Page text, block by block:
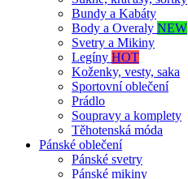
Bundy a Kabáty
Body a Overaly NEW
Svetry a Mikiny
Legíny HOT
Koženky, vesty, saka
Sportovní oblečení
Prádlo
Soupravy a komplety
Těhotenská móda
Pánské oblečení
Pánské svetry
Pánské mikiny